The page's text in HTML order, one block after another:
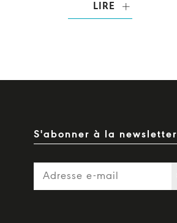
LIRE
S'abonner à la newsletter